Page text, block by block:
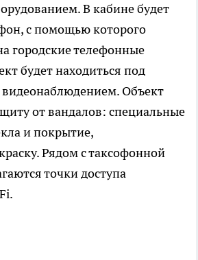
В кабине будет
с помощью которого
городские телефонные
будет находиться под
Объект
от вандалов: специальные
и покрытие,
Рядом с таксофонной
точки доступа